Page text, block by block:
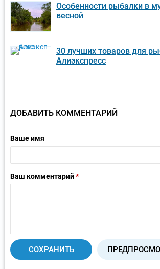
Особенности рыбалки в
весной
30 лучших товаров для
Алиэкспресс
ДОБАВИТЬ КОММЕНТАРИЙ
Ваше имя
Ваш комментарий*